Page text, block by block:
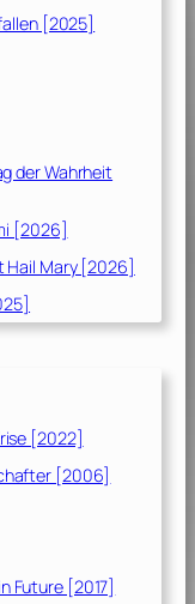
[2025]
der Wahrheit
[2026]
Mary [2026]
[2022]
[2006]
Future [2017]